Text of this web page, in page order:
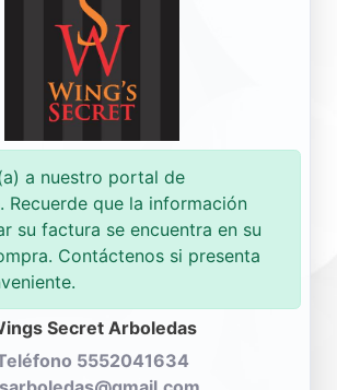
a nuestro portal de
Recuerde que la información
su factura se encuentra en su
Contáctenos si presenta
Secret Arboledas
5552041634